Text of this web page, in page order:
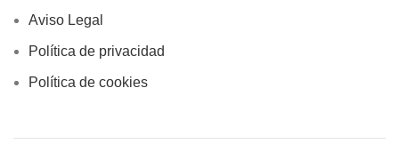
Aviso Legal
Política de privacidad
Política de cookies